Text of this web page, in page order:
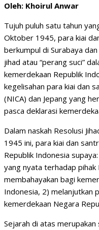
Oleh: Khoirul Anwar
Tujuh puluh satu tahun
Oktober 1945, para kiai
berkumpul di Surabaya
jihad atau “perang suci”
kemerdekaan Republik
kegelisahan para kiai dan
(NICA) dan Jepang yang
pasca deklarasi
Dalam naskah Resolusi
1945 ini, para kiai dan
Republik Indonesia
yang nyata terhadap pihak
membahayakan bagi
Indonesia, 2) melanjutkan
kemerdekaan Negara
Sejarah di atas